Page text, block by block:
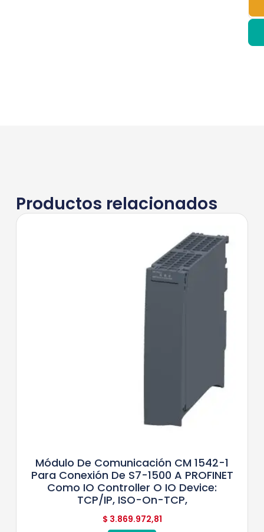
Productos relacionados
Módulo De Comunicación CM 1542-1
Para Conexión De S7-1500 A PROFINET
Como IO Controller O IO Device:
TCP/IP, ISO-On-TCP,
$ 3.869.972,81